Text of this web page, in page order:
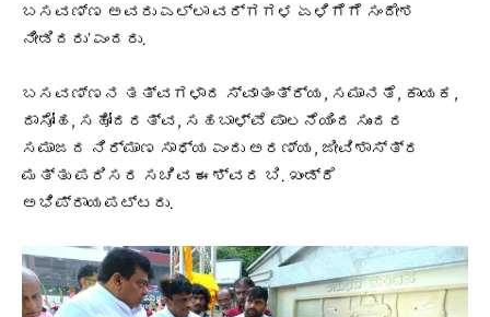
ಬಸವಣ್ಣ ಅವರು ಎಲ್ಲಾ ವರ್ಗಗಳ ಏಳಿಗೆಗೆ ಸಂದೇಶ
ನೀಡಿದರು’ ಎಂದರು.
ಬಸವಣ್ಣನ ತತ್ವಗಳಾದ ಸ್ವಾತಂತ್ರ್ಯ, ಸಮಾನತೆ, ಕಾಯಕ,
ದಾಸೋಹ, ಸಹೋದರತ್ವ, ಸಹಬಾಳ್ವೆ ಪಾಲನೆಯಿಂದ ಸುಂದರ
ಸಮಾಜದ ನಿರ್ಮಾಣ ಸಾಧ್ಯ ಎಂದು ಅರಣ್ಯ, ಜೀವಿಶಾಸ್ತ್ರ
ಮತ್ತು ಪರಿಸರ ಸಚಿವ ಈಶ್ವರ ಬಿ. ಖಂಡ್ರೆ
ಅಭಿಪ್ರಾಯಪಟ್ಟರು.